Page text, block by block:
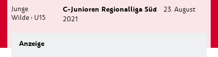
Junge
Wilde › U15
C-Junioren Regionalliga Süd
23. August
2021